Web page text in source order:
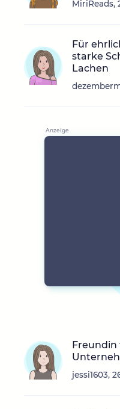
MiriReads,
Für
starke
Lachen
Freundin
jessi1603,